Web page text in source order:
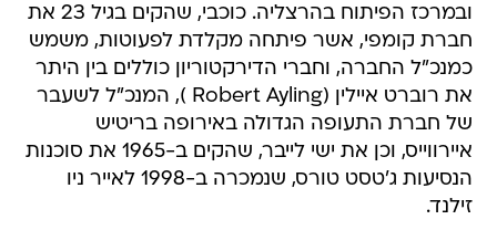
ובמרכז הפיתוח בהרצליה. כוכבי, שהקים בגיל 23 את
חברת קומפי, אשר פיתחה מקלדת לפעוטות, משמש
כמנכ"ל החברה, וחברי הדירקטוריון כוללים בין היתר
את רוברט איילין (Robert Ayling ), המנכ"ל לשעבר
של חברת התעופה הגדולה באירופה בריטיש
איירווייס, וכן את ישי לייבר, שהקים ב-1965 את סוכנות
הנסיעות ג'טסט טורס, שנמכרה ב-1998 לאייר ניו
זילנד.